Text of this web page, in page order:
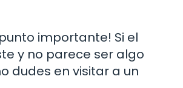
punto importante! Si el
y no parece ser algo
dudes en visitar a un